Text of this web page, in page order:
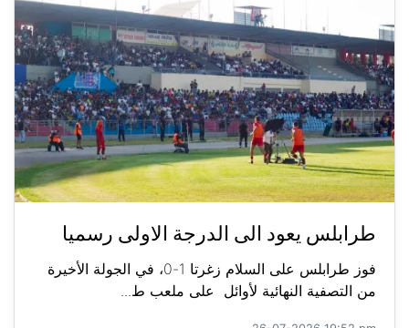
طرابلس يعود الى الدرجة الاولى رسميا
فوز طرابلس على السلام زغرتا 1-0، في الجولة الأخيرة
من التصفية النهائية لأوائل على ملعب ط...